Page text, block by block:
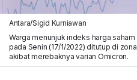
Antara/Sigid Kurniawan
Warga menunjuk indeks harga saham
pada Senin (17/1/2022) ditutup di
akibat merebaknya varian Omicron.